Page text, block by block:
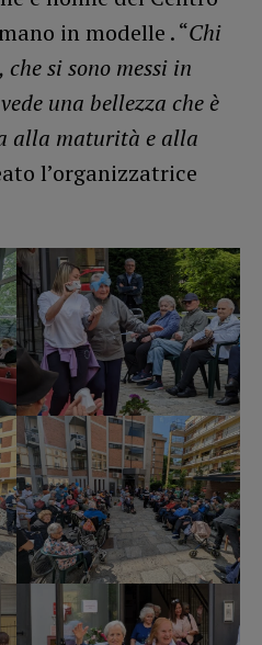
in modelle . “Chi
si sono messi in
una bellezza che è
alla maturità e alla
l’organizzatrice